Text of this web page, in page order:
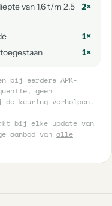
van 1,6 t/m 2,5
2×
1×
1×
bij eerdere APK-
geen
de keuring verholpen.
bij elke update van
aanbod van alle